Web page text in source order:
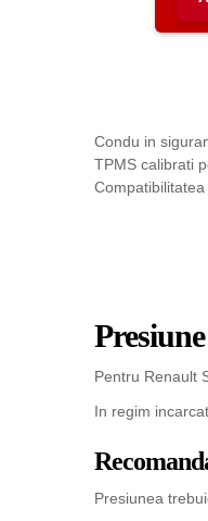
Condu in
TPMS calibrati
Pentru Renault
In regim
Presiunea